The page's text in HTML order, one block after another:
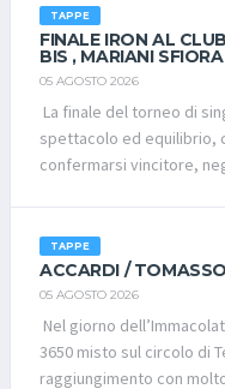
autore dell'impresa del
Facchetti (Level 1474)
Magoni ha confermato il
Enea Gheda per 9-2,
semifinali grazie al
parte del tabellone si
Alessandro Angoli,
disputa dell'incontro con
su Angoli con un tirato 7-
che ha chiuso il torneo
conquistando con
livello, impreziosito dalla
principale.Podio del
TAPPE
FINALE IRON AL
BIS , MARIANI
05 AGOSTO 2026
La finale del torneo di
spettacolo ed equilibrio,
confermarsi vincitore,
e intensi su un campo
valorizzato le qualità di
grande corsa e autore di
fondamentale che gli ha
partita.Dioni, al contrario,
alla battuta, trovando
TAPPE
ACCARDI /
05 AGOSTO 2026
Nel giorno
3650 misto sul circolo di
raggiungimento con